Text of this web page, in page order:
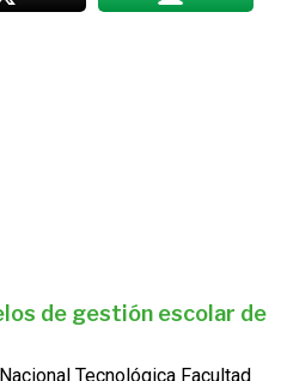
de gestión escolar de
Tecnológica Facultad